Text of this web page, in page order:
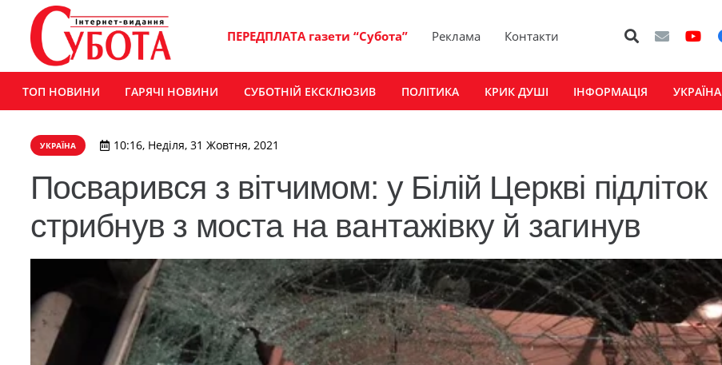
ПЕРЕДПЛАТА газети “Субота” Реклама Контакти
ТОП НОВИНИ ГАРЯЧІ НОВИНИ СУБОТНІЙ ЕКСКЛЮЗИВ ПОЛІТИКА КРИК ДУШІ ІНФОРМАЦІЯ УКРАЇНА
УКРАЇНА 10:16, Неділя, 31 Жовтня, 2021
Посварився з вітчимом: у Білій Церкві підліток
стрибнув з моста на вантажівку й загинув